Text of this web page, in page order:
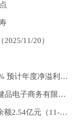
11/20）
港股异动 | 英皇资本(00717)盈喜后涨超10% 预计年度净溢利不少于1.2亿港元
当前聚焦：钟睒睒卸任养生堂（杭州）保健品电子商务有限公司法定代表人
信邦制药：融资净偿还212.08万元，融资余额2.54亿元（11-19）